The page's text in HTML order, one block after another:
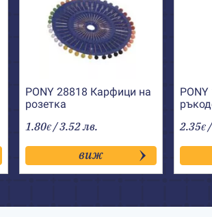
PONY 28818 Карфици на
розетка
1.80€/ 3.52 лв.
виж
2.35€